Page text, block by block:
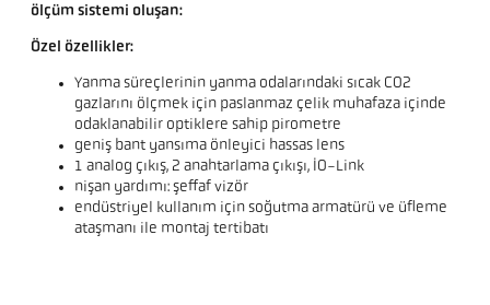
ölçüm sistemi oluşan:
Özel özellikler:
Yanma süreçlerinin yanma odalarındaki sıcak CO2
gazlarını ölçmek için paslanmaz çelik muhafaza içinde
odaklanabilir optiklere sahip pirometre
geniş bant yansıma önleyici hassas lens
1 analog çıkış, 2 anahtarlama çıkışı, IO-Link
nişan yardımı: şeffaf vizör
endüstriyel kullanım için soğutma armatürü ve üfleme
ataşmanı ile montaj tertibatı